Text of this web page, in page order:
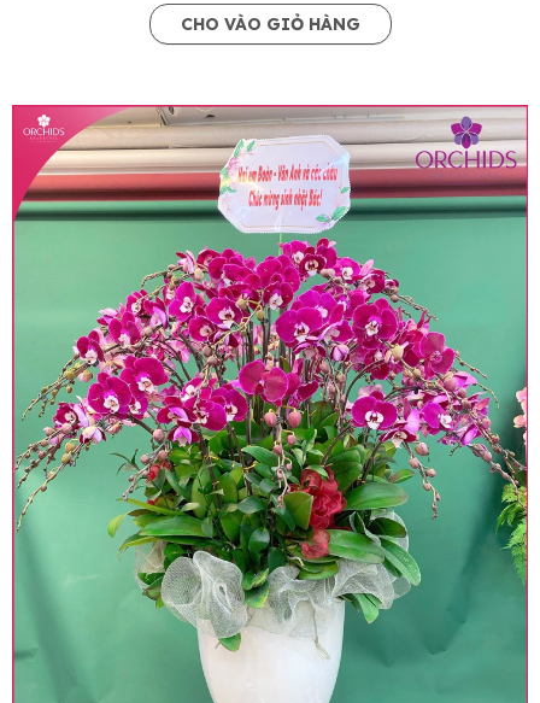
CHO VÀO GIỎ HÀNG